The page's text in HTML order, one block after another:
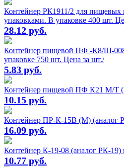
Контейнер РК1911/2 для пищевых
упаковками. В упаковке 400 шт.
28.12 руб.
Контейнер пищевой ПФ -К8/Ш-008
упаковке 750 шт. Цена за шт./
5.83 руб.
Контейнер пищевой ПФ К21 М/Т
10.15 руб.
Контейнер ПР-К-15В (М) (аналог
16.09 руб.
Контейнер К-19-08 (аналог РК-
10.77 руб.